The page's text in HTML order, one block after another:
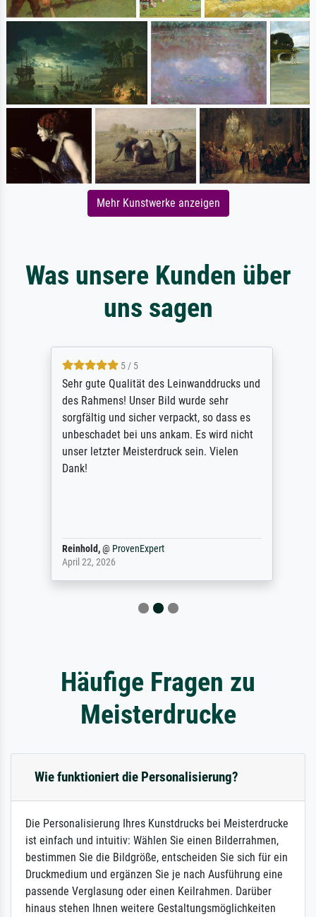
Mehr Kunstwerke anzeigen
Was unsere Kunden über
uns sagen
5 / 5
Sehr gute Qualität des Leinwanddrucks und
des Rahmens! Unser Bild wurde sehr
sorgfältig und sicher verpackt, so dass es
unbeschadet bei uns ankam. Es wird nicht
unser letzter Meisterdruck sein. Vielen
Dank!
Reinhold,@ProvenExpert
April 22, 2026
Häufige Fragen zu
Meisterdrucke
Wie funktioniert die Personalisierung?
Die Personalisierung Ihres Kunstdrucks bei Meisterdrucke
ist einfach und intuitiv: Wählen Sie einen Bilderrahmen,
bestimmen Sie die Bildgröße, entscheiden Sie sich für ein
Druckmedium und ergänzen Sie je nach Ausführung eine
passende Verglasung oder einen Keilrahmen. Darüber
hinaus stehen Ihnen weitere Gestaltungsmöglichkeiten